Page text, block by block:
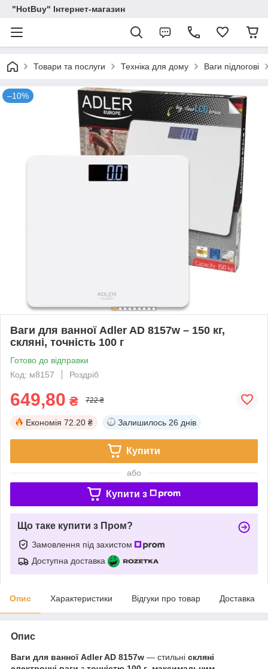
"HotBuy" Інтернет-магазин
Товари та послуги Техніка для дому Ваги підлогові
–10%
Ваги для ванної Adler AD 8157w – 150 кг,
скляні, точність 100 г
Готово до відправки
Код: м8157
Роздріб
649,80 ₴ 722 ₴
Економія 72.20 ₴ Залишилось 26 днів
Купити
або
Купити з
Що таке купити з Пром?
Замовлення під захистом
Доступна доставка
Опис Характеристики Відгуки про товар Доставка
Опис
Ваги для ванної Adler AD 8157w — стильні скляні